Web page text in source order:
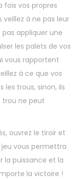
fois vos propres
veillez à ne pas leur
appliquer une
les palets de vos
vous rapportent
à ce que vos
trous, sinon, ils
trou ne peut
ouvrez le tiroir et
vous permettra
la puissance et la
la victoire !